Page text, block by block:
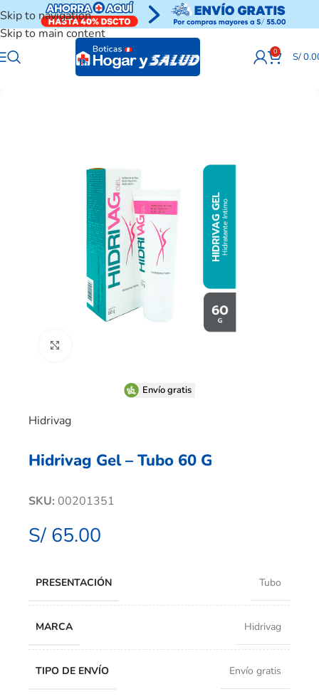
Skip to navigation
Skip to main content
0 S/
Envío gratis
Hidrivag
Hidrivag Gel – Tubo 60 G
SKU: 00201351
S/ 65.00
PRESENTACIÓN Tubo
MARCA Hidrivag
TIPO DE ENVÍO Envío gratis